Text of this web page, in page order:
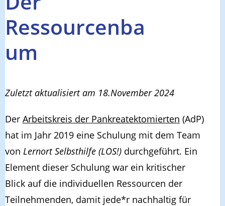
Ressourcenba
um
Zuletzt aktualisiert am 18.November 2024
Der Arbeitskreis der Pankreatektomierten (AdP)
hat im Jahr 2019 eine Schulung mit dem Team
von Lernort Selbsthilfe (LOS!) durchgeführt. Ein
Element dieser Schulung war ein kritischer
Blick auf die individuellen Ressourcen der
Teilnehmenden, damit jede*r nachhaltig für